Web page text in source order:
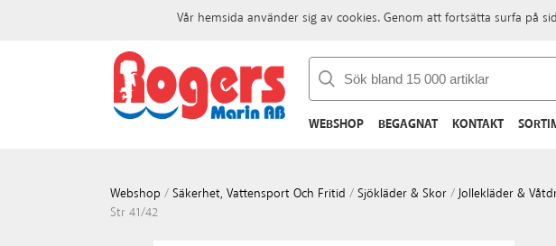
WEBSHOP BEGAGNAT KONTAKT
Webshop / Säkerhet, Vattensport Och Fritid / Sjökläder & Skor /Jollekläder &
Str 41/42
Vår hemsida använder sig av cookies. Genom att fortsätta surfa på